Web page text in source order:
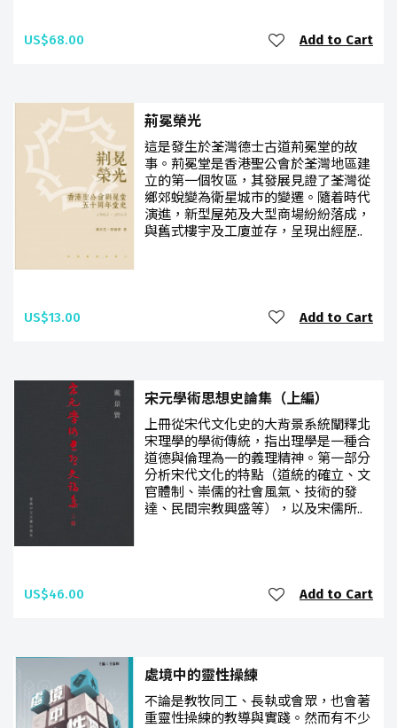
US$68.00 Add to Cart
荊冕榮光
這是發生於荃灣德士古道荊冕堂的故
事。荊冕堂是香港聖公會於荃灣地區建
立的第一個牧區，其發展見證了荃灣從
鄉郊蛻變為衛星城市的變遷。隨着時代
演進，新型屋苑及大型商場紛紛落成，
與舊式樓宇及工廈並存，呈現出經歷..
US$13.00 Add to Cart
宋元學術思想史論集（上編）
上冊從宋代文化史的大背景系統闡釋北
宋理學的學術傳統，指出理學是一種合
道德與倫理為一的義理精神。第一部分
分析宋代文化的特點（道統的確立、文
官體制、崇儒的社會風氣、技術的發
達、民間宗教興盛等），以及宋儒所..
US$46.00 Add to Cart
處境中的靈性操練
不論是教牧同工、長執或會眾，也會著
重靈性操練的教導與實踐。然而有不少